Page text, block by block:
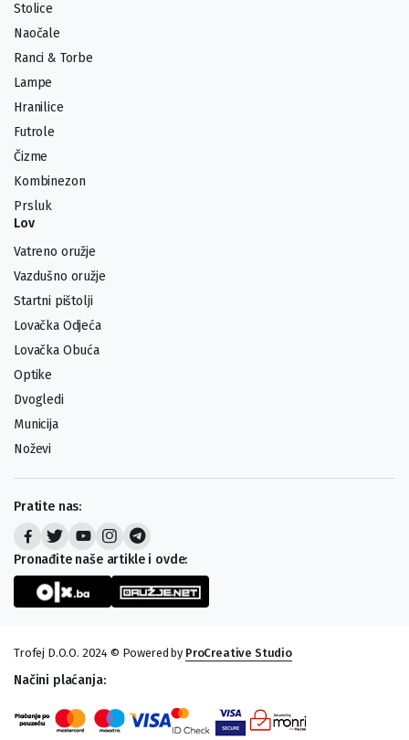
Stolice
Naočale
Ranci & Torbe
Lampe
Hranilice
Futrole
Čizme
Kombinezon
Prsluk
Lov
Vatreno oružje
Vazdušno oružje
Startni pištolji
Lovačka Odjeća
Lovačka Obuća
Optike
Dvogledi
Municija
Noževi
Pratite nas:
Pronađite naše artikle i ovde:
Trofej D.O.O. 2024 © Powered by ProCreative Studio
Načini plaćanja: